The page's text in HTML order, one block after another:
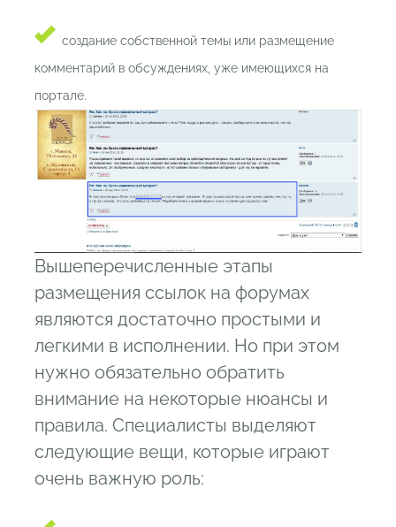
создание собственной темы или размещение
комментарий в обсуждениях, уже имеющихся на
портале.
Вышеперечисленные этапы
размещения ссылок на форумах
являются достаточно простыми и
легкими в исполнении. Но при этом
нужно обязательно обратить
внимание на некоторые нюансы и
правила. Специалисты выделяют
следующие вещи, которые играют
очень важную роль: